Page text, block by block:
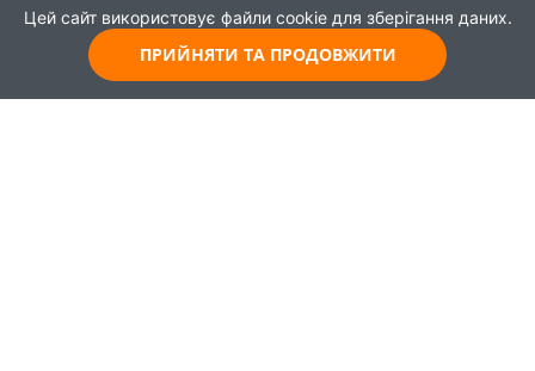
Цей сайт використовує файли cookie для зберігання даних.
ПРИЙНЯТИ ТА ПРОДОВЖИТИ